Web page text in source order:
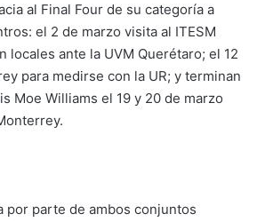
al Final Four de su categoría a
el 2 de marzo visita al ITESM
locales ante la UVM Querétaro; el 12
para medirse con la UR; y terminan
Moe Williams el 19 y 20 de marzo
por parte de ambos conjuntos